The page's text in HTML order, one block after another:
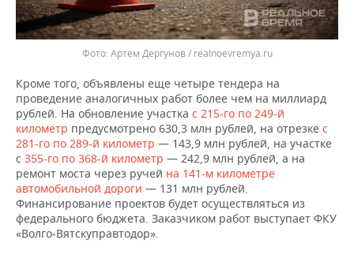
Артем Дергунов / realnoevremya.ru
Кроме того, объявлены еще четыре тендера на
проведение аналогичных работ более чем на миллиард
рублей. На обновление участка с 215-го по 249-й
километр предусмотрено 630,3 млн рублей, на отрезке с
281-го по 289-й километр — 143,9 млн рублей, на участке
с 355-го по 368-й километр — 242,9 млн рублей, а на
ремонт моста через ручей на 141-м километре
автомобильной дороги — 131 млн рублей.
Финансирование проектов будет осуществляться из
федерального бюджета. Заказчиком работ выступает ФКУ
«Волго-Вятскуправтодор».